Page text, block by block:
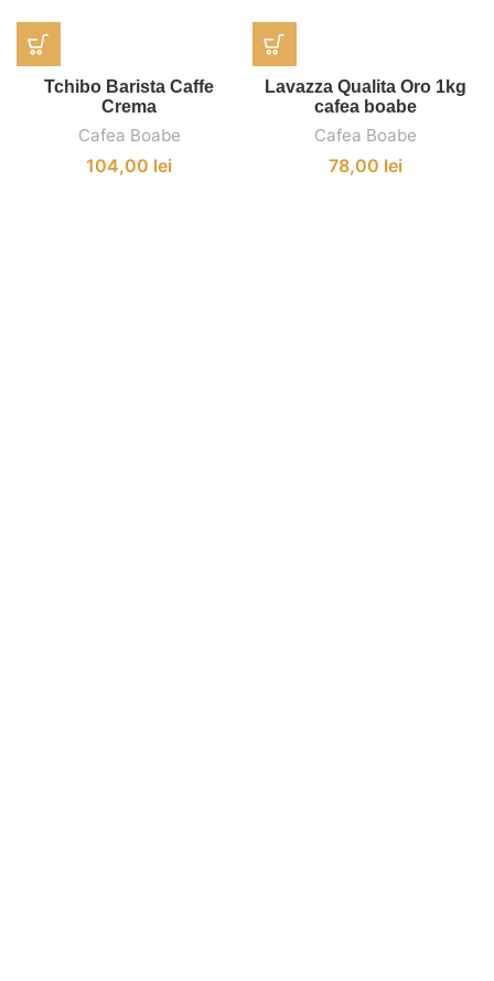
Tchibo Barista Caffe
Crema
Cafea Boabe
104,00 lei
Lavazza Qualita Oro 1kg
cafea boabe
Cafea Boabe
78,00 lei